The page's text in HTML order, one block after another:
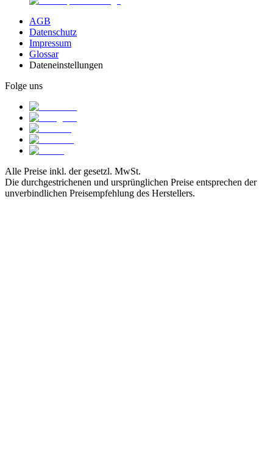
AGB
Datenschutz
Impressum
Glossar
Dateneinstellungen
Folge uns
Alle Preise inkl. der gesetzl. MwSt.
Die durchgestrichenen und ursprünglichen Preise entsprechen der
unverbindlichen Preisempfehlung des Herstellers.